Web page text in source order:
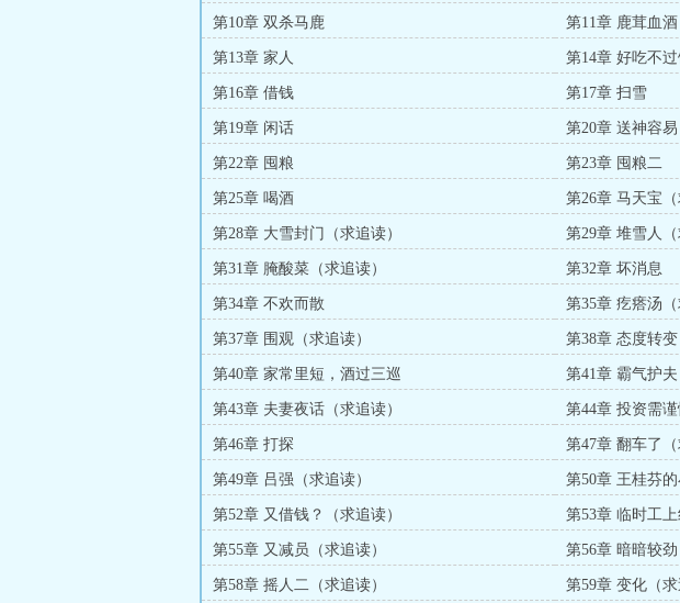
第10章 双杀马鹿 第11章 鹿茸血酒
第13章 家人 第14章 好吃不
第16章 借钱 第17章 扫雪
第19章 闲话 第20章 送神容
第22章 囤粮 第23章 囤粮二
第25章 喝酒 第26章 马天宝（
第28章 大雪封门（求追读） 第29章 堆雪人（
第31章 腌酸菜（求追读） 第32章 坏消息
第34章 不欢而散 第35章 疙瘩汤（
第37章 围观（求追读） 第38章 态度转变
第40章 家常里短，酒过三巡 第41章 霸气护夫
第43章 夫妻夜话（求追读） 第44章 投资需
第46章 打探 第47章 翻车了（
第49章 吕强（求追读） 第50章 王桂芬的
第52章 又借钱？（求追读） 第53章 临时工上
第55章 又减员（求追读） 第56章 暗暗较劲
第58章 摇人二（求追读） 第59章 变化（求